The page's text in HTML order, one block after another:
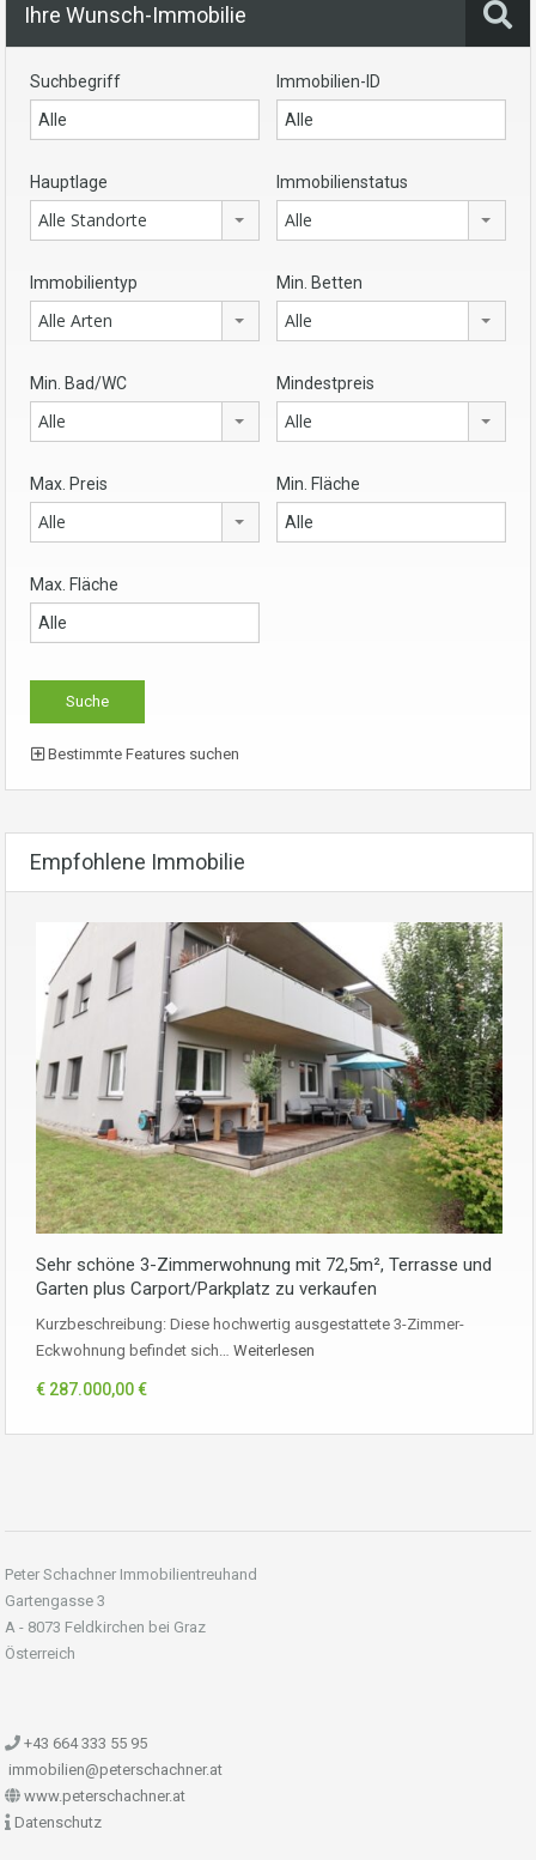
Ihre Wunsch-Immobilie
Suchbegriff Immobilien-ID
Hauptlage
Alle Standorte
Immobilienstatus
Alle
Immobilientyp
Alle Arten
Min. Betten
Alle
Min. Bad/WC
Alle
Mindestpreis
Alle
Max. Preis
Alle
Min. Fläche
Max. Fläche
Bestimmte Features suchen
Empfohlene Immobilie
Sehr schöne 3-Zimmerwohnung mit 72,5m², Terrasse und
Garten plus Carport/Parkplatz zu verkaufen
Kurzbeschreibung: Diese hochwertig ausgestattete 3-Zimmer-
Eckwohnung befindet sich… Weiterlesen
€ 287.000,00 €
Peter Schachner Immobilientreuhand
Gartengasse 3
A - 8073 Feldkirchen bei Graz
Österreich
+43 664 333 55 95
immobilien@peterschachner.at
www.peterschachner.at
Datenschutz